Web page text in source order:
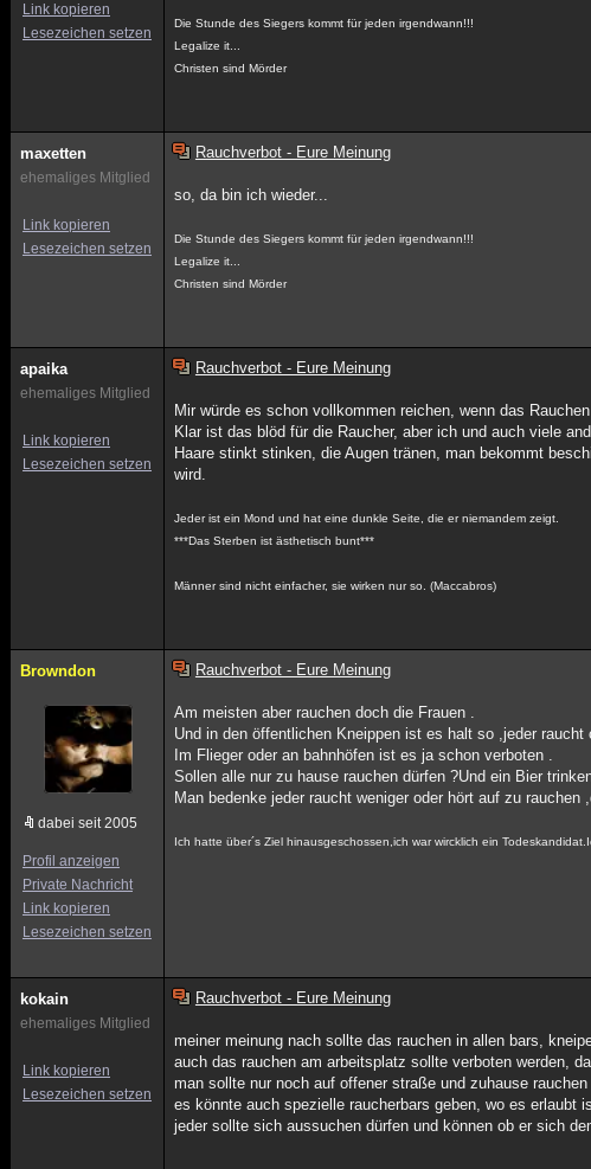
Link kopieren
Lesezeichen setzen
Die Stunde des Siegers kommt für jeden irgendwann!!!
Legalize it...
Christen sind Mörder
maxetten
ehemaliges Mitglied
Link kopieren
Lesezeichen setzen
Rauchverbot - Eure Meinung
so, da bin ich wieder...
Die Stunde des Siegers kommt für jeden irgendwann!!!
Legalize it...
Christen sind Mörder
apaika
ehemaliges Mitglied
Link kopieren
Lesezeichen setzen
Rauchverbot - Eure Meinung
Mir würde es schon vollkommen reichen, wenn das
Klar ist das blöd für die Raucher, aber ich und auch viele
Haare stinkt stinken, die Augen tränen, man bekommt
wird.
Jeder ist ein Mond und hat eine dunkle Seite, die er niemandem zeigt.
***Das Sterben ist ästhetisch bunt***
Männer sind nicht einfacher, sie wirken nur so. (Maccabros)
Browndon
dabei seit 2005
Profil anzeigen
Private Nachricht
Link kopieren
Lesezeichen setzen
Rauchverbot - Eure Meinung
Am meisten aber rauchen doch die Frauen .
Und in den öffentlichen Kneippen ist es halt so ,jeder raucht
Im Flieger oder an bahnhöfen ist es ja schon verboten .
Sollen alle nur zu hause rauchen dürfen ?Und ein Bier
Man bedenke jeder raucht weniger oder hört auf zu rauchen
Ich hatte über´s Ziel hinausgeschossen,ich war wircklich ein
kokain
ehemaliges Mitglied
Link kopieren
Lesezeichen setzen
Rauchverbot - Eure Meinung
meiner meinung nach sollte das rauchen in allen bars,
auch das rauchen am arbeitsplatz sollte verboten werden,
man sollte nur noch auf offener straße und zuhause rauchen
es könnte auch spezielle raucherbars geben, wo es erlaubt
jeder sollte sich aussuchen dürfen und können ob er sich